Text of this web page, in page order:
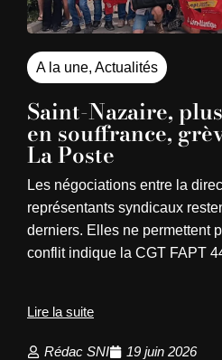
A la une, Actualités
Saint-Nazaire,
en souffrance,
La Poste
Les négociations entre la
représentants syndicaux
derniers. Elles ne permettent
conflit indique la CGT FAPT
Lire la suite
Rédac SNI 19 juin 2026